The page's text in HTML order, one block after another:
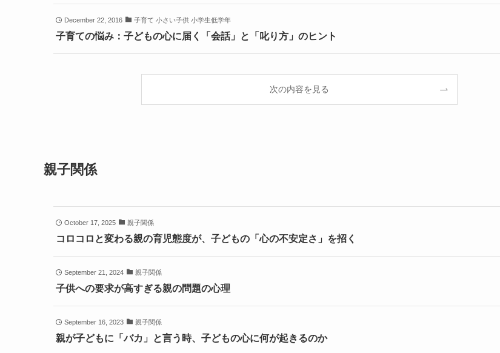
December 22, 2016 子育て 小さい子供 小学生低学年
子育ての悩み：子どもの心に届く「会話」と「叱り方」のヒント
次の内容を見る
親子関係
October 17, 2025 親子関係
コロコロと変わる親の育児態度が、子どもの「心の不安定さ」を招く
September 21, 2024 親子関係
子供への要求が高すぎる親の問題の心理
September 16, 2023 親子関係
親が子どもに「バカ」と言う時、子どもの心に何が起きるのか